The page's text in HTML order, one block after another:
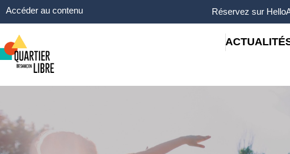
Accéder au contenu Réservez sur
Panneau de gestion des cookies